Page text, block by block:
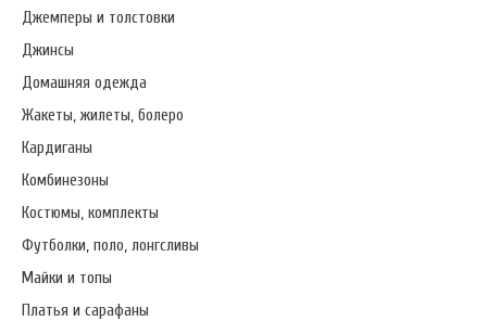
Джемперы и толстовки
Джинсы
Домашняя одежда
Жакеты, жилеты, болеро
Кардиганы
Комбинезоны
Костюмы, комплекты
Футболки, поло, лонгсливы
Майки и топы
Платья и сарафаны